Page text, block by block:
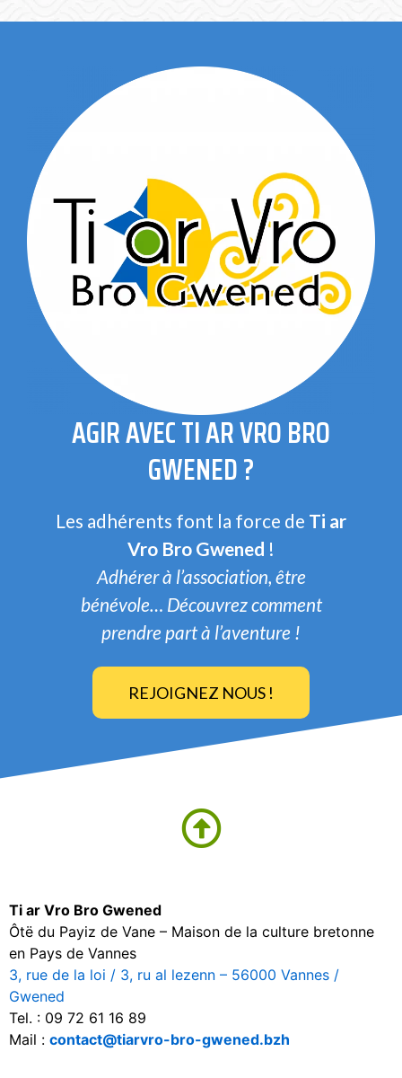
AGIR AVEC TI AR VRO BRO
GWENED ?
Les adhérents font la force de Ti ar
Vro Bro Gwened !
Adhérer à l’association, être
bénévole… Découvrez comment
prendre part à l’aventure !
REJOIGNEZ NOUS !
Ti ar Vro Bro Gwened
Ôtë du Payiz de Vane – Maison de la culture bretonne
en Pays de Vannes
3, rue de la loi / 3, ru al lezenn – 56000 Vannes /
Gwened
Tel. : 09 72 61 16 89
Mail : contact@tiarvro-bro-gwened.bzh